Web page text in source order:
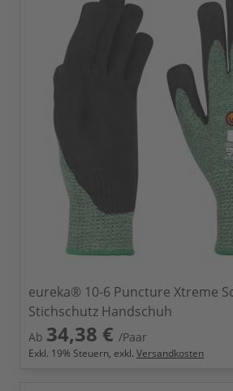
eureka® 10-6 Puncture Xtreme
Stichschutz Handschuh
Ab 34,38 € /Paar
Exkl. 19% Steuern, exkl. Versandkosten